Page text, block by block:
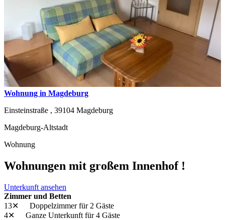
Wohnung in Magdeburg
Einsteinstraße , 39104 Magdeburg
Magdeburg-Altstadt
Wohnung
Wohnungen mit großem Innenhof !
Unterkunft ansehen
Zimmer und Betten
13✕
Doppelzimmerfür 2 Gäste
4✕
Ganze Unterkunft für 4 Gäste